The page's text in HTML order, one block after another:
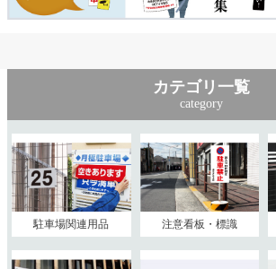
カテゴリ一覧
category
駐車場関連用品 注意看板・標識